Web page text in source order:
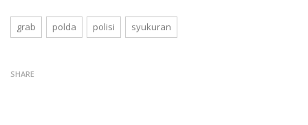
grab polda polisi syukuran
SHARE